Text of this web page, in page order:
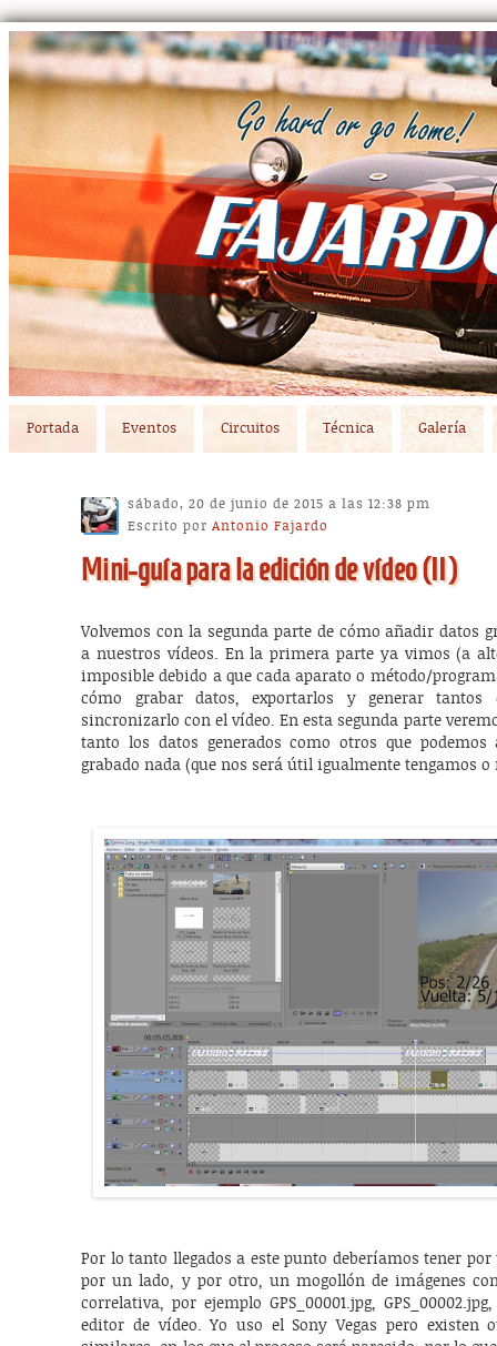
Skip to primary content
Skip to secondary content
Portada Eventos Circuitos Técnica Galería
Mini-guía para la edición de vídeo (II)
sábado, 20 de junio de 2015 a las 12:38 pm
Escrito porAntonio Fajardo
Volvemos con la segunda parte de cómo añadir datos
a nuestros vídeos. En la primera parte ya vimos (a
imposible debido a que cada aparato o método/
cómo grabar datos, exportarlos y generar tantos
sincronizarlo con el vídeo. En esta segunda parte
tanto los datos generados como otros que
grabado nada (que nos será útil igualmente tengamos o
Por lo tanto llegados a este punto deberíamos tener
por un lado, y por otro, un mogollón de imágenes
correlativa, por ejemplo GPS_00001.jpg,
editor de vídeo. Yo uso el Sony Vegas pero existen